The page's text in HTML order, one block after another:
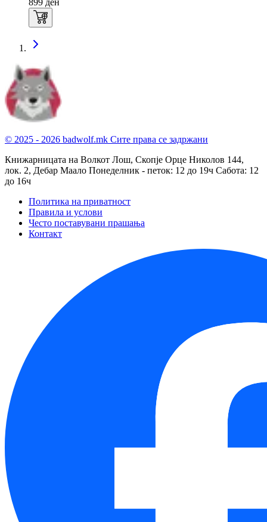
899 ден
© 2025 - 2026 badwolf.mk Сите права се задржани
Книжарницата на Волкот Лош, Скопје Орце Николов 144,
лок. 2, Дебар Маало Понеделник - петок: 12 до 19ч Сабота: 12
до 16ч
Политика на приватност
Правила и услови
Често поставувани прашања
Контакт